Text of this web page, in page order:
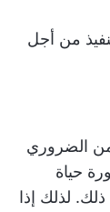
من أجل
من الضروري
حياة
لذلك إذا